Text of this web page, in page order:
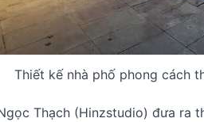
Thiết kế nhà phố phong cách
Thạch (Hinzstudio) đưa